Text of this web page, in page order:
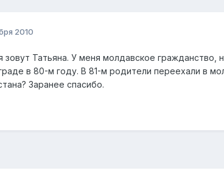
2010
зовут Татьяна. У меня молдавское гражданство,
в 80-м году. В 81-м родители переехали в
Заранее спасибо.